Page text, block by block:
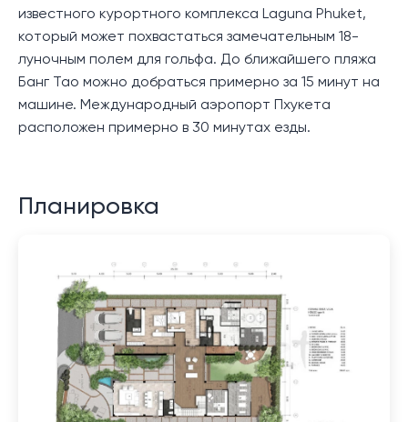
известного курортного комплекса Laguna Phuket,
который может похвастаться замечательным 18-
луночным полем для гольфа. До ближайшего пляжа
Банг Тао можно добраться примерно за 15 минут на
машине. Международный аэропорт Пхукета
расположен примерно в 30 минутах езды.
Планировка